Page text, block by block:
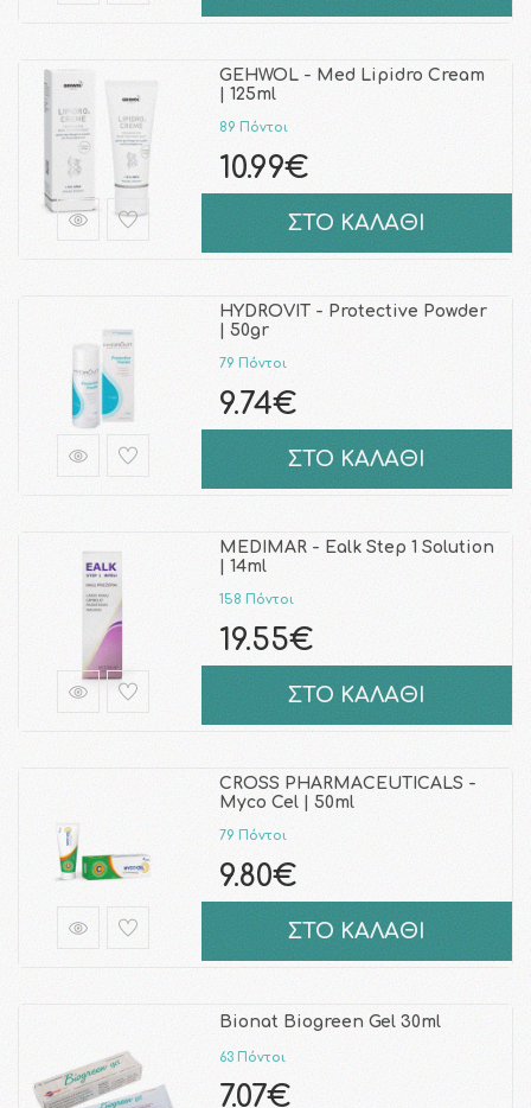
GEHWOL - Med Lipidro Cream
| 125ml
89 Πόντοι
10.99€
ΣΤΟ ΚΑΛΑΘΙ
HYDROVIT - Protective Powder
| 50gr
79 Πόντοι
9.74€
ΣΤΟ ΚΑΛΑΘΙ
MEDIMAR - Ealk Step 1 Solution
| 14ml
158 Πόντοι
19.55€
ΣΤΟ ΚΑΛΑΘΙ
CROSS PHARMACEUTICALS -
Myco Cel | 50ml
79 Πόντοι
9.80€
ΣΤΟ ΚΑΛΑΘΙ
Bionat Biogreen Gel 30ml
63 Πόντοι
7.07€